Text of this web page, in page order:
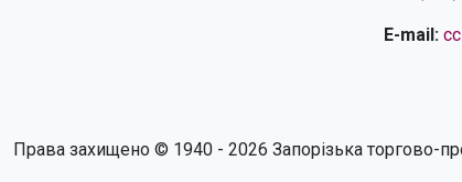
E-mail:
Права захищено © 1940 - 2026 Запорізька торгово-